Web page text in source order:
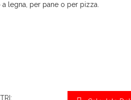
legna, per pane o per pizza.